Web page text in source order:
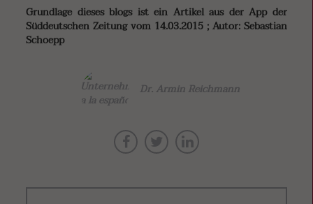
Grundlage dieses blogs ist ein Artikel aus der App der
Süddeutschen Zeitung vom 14.03.2015 ; Autor: Sebastian
Schoepp
Dr. Armin Reichmann